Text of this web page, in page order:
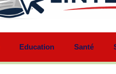
Education Santé